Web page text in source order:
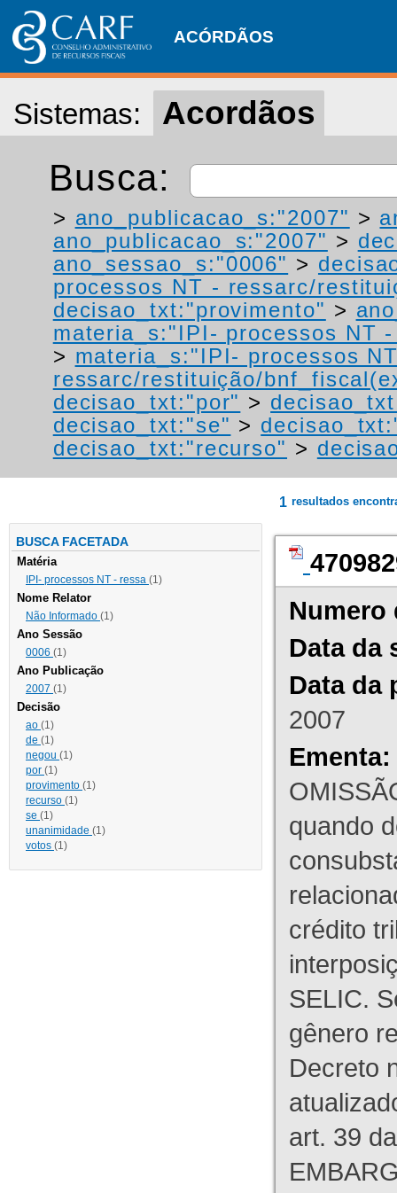
ACÓRDÃOS
Sistemas: Acordãos
Busca:
> ano_publicacao_s:"2007" >
ano_publicacao_s:"2007" >
ano_sessao_s:"0006" >
processos NT - ressarc/
decisao_txt:"provimento" >
materia_s:"IPI- processos NT
> materia_s:"IPI- processos
ressarc/restituição/
decisao_txt:"por" >
decisao_txt:"se" >
decisao_txt:"recurso" >
BUSCA FACETADA
Matéria
IPI- processos NT - ressa (1)
Nome Relator
Não Informado (1)
Ano Sessão
0006 (1)
Ano Publicação
2007 (1)
Decisão
ao (1)
de (1)
negou (1)
por (1)
provimento (1)
recurso (1)
se (1)
unanimidade (1)
votos (1)
1 resultados
Numero
Data da
Data da
2007
Ementa:
quando
crédito
SELIC.
gênero
Decreto
art. 39